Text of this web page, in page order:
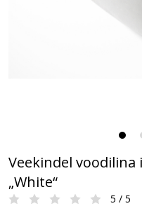
Veekindel
„White“
5 / 5